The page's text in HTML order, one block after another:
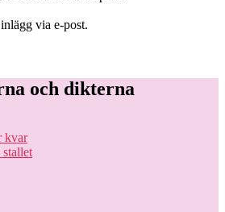
via e-post.
och dikterna
kvar